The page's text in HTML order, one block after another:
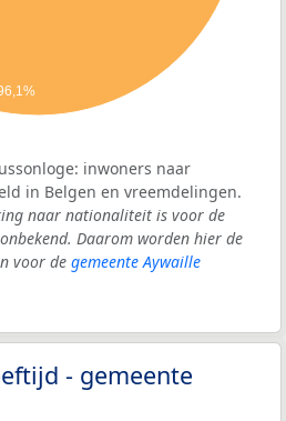
inwoners naar
in Belgen en vreemdelingen.
naar nationaliteit is voor de
Daarom worden hier de
voor de gemeente Aywaille
- gemeente